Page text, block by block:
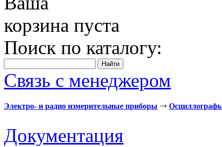
корзина пуста
Поиск по каталогу:
Связь с менеджером
Электро- и радио измерительные приборы
Документация